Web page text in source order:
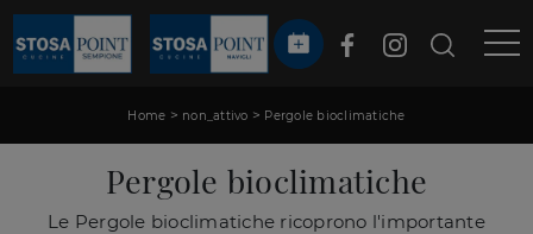
Home > non_attivo > Pergole bioclimatiche
Pergole bioclimatiche
Le Pergole bioclimatiche ricoprono l'importante